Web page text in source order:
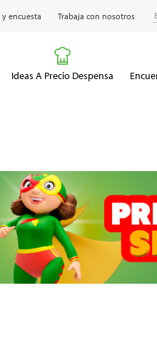
encuesta Trabaja con nosotros
Ideas A Precio Despensa